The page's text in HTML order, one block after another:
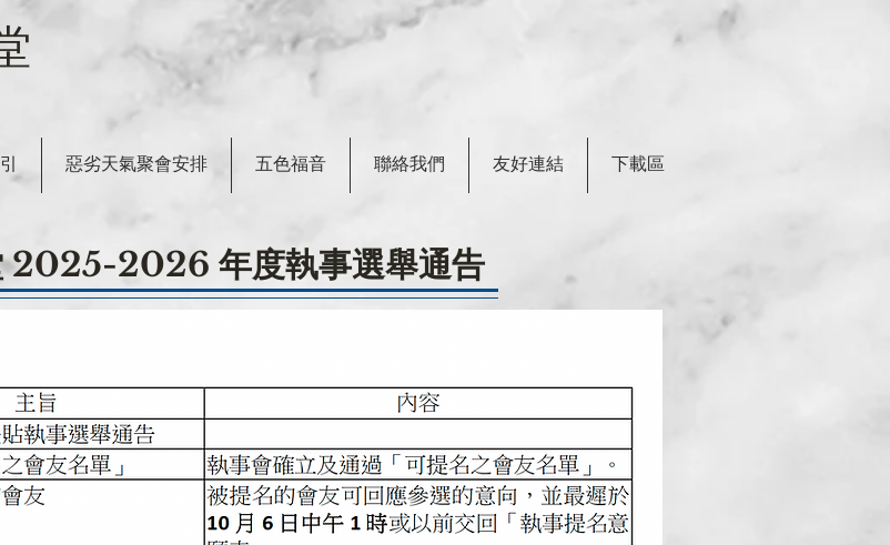
惡劣天氣聚會安排 五色福音 聯絡我們 友好連結 下載區
2025-2026 年度執事選舉通告